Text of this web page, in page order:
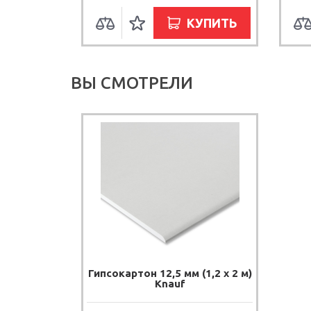
КУПИТЬ
ВЫ СМОТРЕЛИ
Гипсокартон 12,5 мм (1,2 х 2 м)
Knauf